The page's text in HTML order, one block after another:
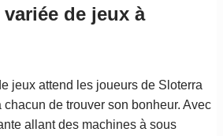
de jeux à
jeux attend les joueurs de Sloterra
de trouver son bonheur. Avec
allant des machines à sous